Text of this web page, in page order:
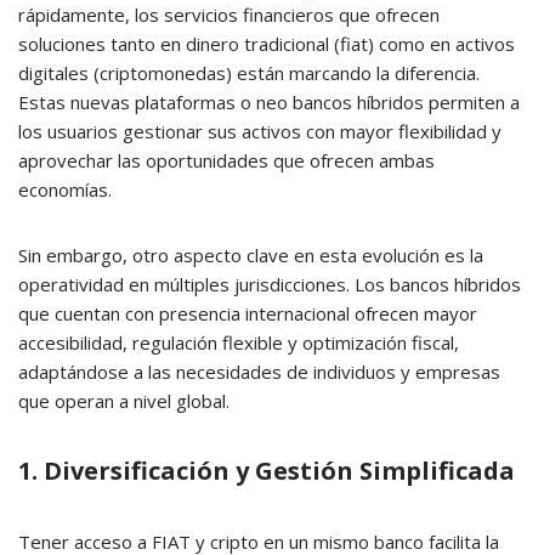
rápidamente, los servicios financieros que ofrecen
soluciones tanto en dinero tradicional (fiat) como en activos
digitales (criptomonedas) están marcando la diferencia.
Estas nuevas plataformas o neo bancos híbridos permiten a
los usuarios gestionar sus activos con mayor flexibilidad y
aprovechar las oportunidades que ofrecen ambas
economías.
Sin embargo, otro aspecto clave en esta evolución es la
operatividad en múltiples jurisdicciones. Los bancos híbridos
que cuentan con presencia internacional ofrecen mayor
accesibilidad, regulación flexible y optimización fiscal,
adaptándose a las necesidades de individuos y empresas
que operan a nivel global.
1. Diversificación y Gestión Simplificada
Tener acceso a FIAT y cripto en un mismo banco facilita la